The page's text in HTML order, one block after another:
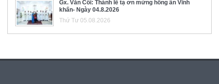
Gx. Văn Côi: Thánh lễ tạ ơn mừng hồng ân Vĩnh
khấn- Ngày 04.8.2026
Thứ Tư 05.08.2026